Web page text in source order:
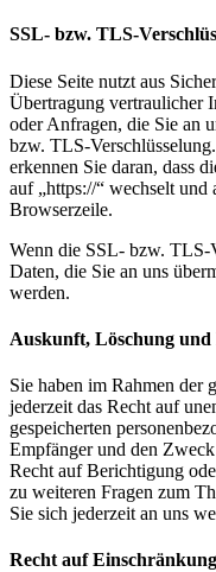
SSL- bzw. TLS-
Diese Seite nutzt aus
Übertragung vertraulicher
oder Anfragen, die Sie an
bzw. TLS-
erkennen Sie daran, dass
auf „https://“ wechselt
Browserzeile.
Wenn die SSL- bzw. TLS-
Daten, die Sie an uns
werden.
Auskunft, Löschung
Sie haben im Rahmen der
jederzeit das Recht auf
gespeicherten
Empfänger und den
Recht auf Berichtigung
zu weiteren Fragen zum
Sie sich jederzeit an uns
Recht auf